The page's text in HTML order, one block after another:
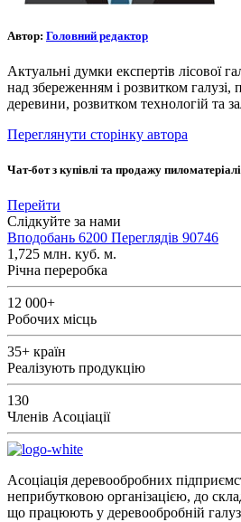
Автор: Головний редактор
Актуальні думки експертів лісової
над збереженням і розвитком галузі,
деревини, розвитком технологій та
Переглянути сторінку автора
Чат-бот з купівлі та продажу
Перейти
Слідкуйте за нами
Вподобань 6200 Переглядів 90746
1,725 млн. куб. м.
Річна переробка
12 000+
Робочих місць
35+ країн
Реалізують продукцію
130
Членів Асоціації
Асоціація деревообробних
неприбутковою організацією, до
що працюють у деревообробній